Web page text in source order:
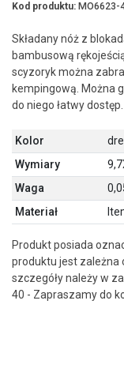
Kod produktu: MO6623-
Składany nóż z
bambusową
scyzoryk można
kempingową. Można
do niego łatwy
Kolor
Wymiary
Waga
Materiał
Produkt posiada
produktu jest zależna
szczegóły należy w
40 - Zapraszamy do